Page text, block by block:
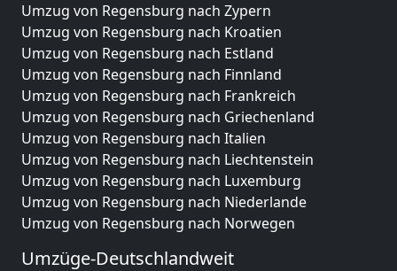
Umzug von Regensburg nach Zypern
Umzug von Regensburg nach Kroatien
Umzug von Regensburg nach Estland
Umzug von Regensburg nach Finnland
Umzug von Regensburg nach Frankreich
Umzug von Regensburg nach Griechenland
Umzug von Regensburg nach Italien
Umzug von Regensburg nach Liechtenstein
Umzug von Regensburg nach Luxemburg
Umzug von Regensburg nach Niederlande
Umzug von Regensburg nach Norwegen
Umzüge-Deutschlandweit